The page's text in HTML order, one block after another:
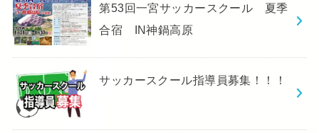
第53回一宮サッカースクール 夏季
合宿 IN神鍋高原
サッカースクール指導員募集！！！